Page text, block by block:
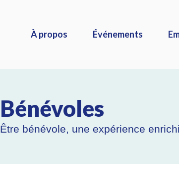
À propos Événements
Bénévoles
Être bénévole, une expérience